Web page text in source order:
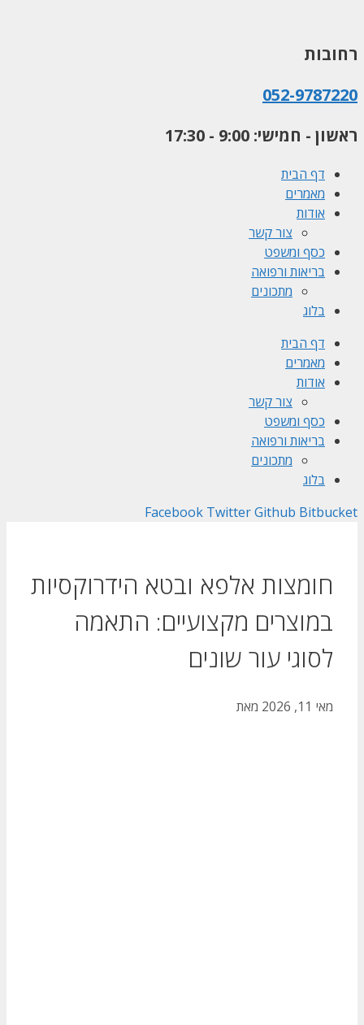
רחובות
052-9787220
ראשון - חמישי: 9:00 - 17:30
דף הבית
מאמרים
אודות
צור קשר
כסף ומשפט
בריאות ורפואה
מתכונים
בלוג
דף הבית
מאמרים
אודות
צור קשר
כסף ומשפט
בריאות ורפואה
מתכונים
בלוג
Facebook TwitterGithub Bitbucket
חומצות אלפא ובטא הידרוקסיות
במוצרים מקצועיים: התאמה
לסוגי עור שונים
מאי 11, 2026 מאת